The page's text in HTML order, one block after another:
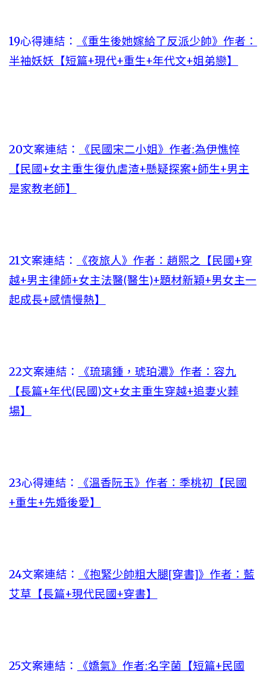
19心得連結：
《重生後她嫁給了反派少帥》作者：
半袖妖妖【短篇+現代+重生+年代文+姐弟戀】
20文案連結：
《民國宋二小姐》作者:為伊憔悴
【民國+女主重生復仇虐渣+懸疑探案+師生+男主
是家教老師】
21文案連結：
《夜旅人》作者：趙熙之【民國+穿
越+男主律師+女主法醫(醫生)+題材新穎+男女主一
起成長+感情慢熱】
22文案連結：
《琉璃鍾，琥珀濃》作者：容九
【長篇+年代(民國)文+女主重生穿越+追妻火葬
場】
23心得連結：
《溫香阮玉》作者：季桃初【民國
+重生+先婚後愛】
24文案連結：
《抱緊少帥粗大腿[穿書]》作者：藍
艾草【長篇+現代民國+穿書】
25文案連結： 《嬌氣》作者:名字菌【短篇+民國